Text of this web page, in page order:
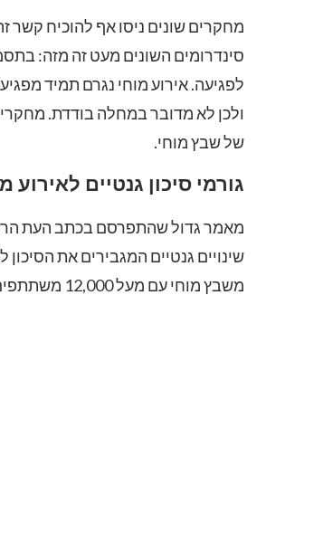
מחקרים שונים ניסו אף להוכיח
סינדרומים השונים מעט זה מזה:
לפגיעה. אירוע מוחי נגרם תמיד
ולכן לא מדובר במחלה בודדת.
של שבץ מוחי.
גורמי סיכון גנטיים לאירוע
שינויים גנטיים המגבירים את
משבץ מוחי עם מעל 12,000 משתתפים. כנגדם, נלקחה קבוצת בקרה של 62,000 אנשים בריאים ללא שבץ.